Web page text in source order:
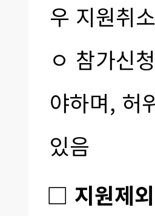
우 지원취
ㅇ 참가신
야하며, 허
있음
□ 지원제외